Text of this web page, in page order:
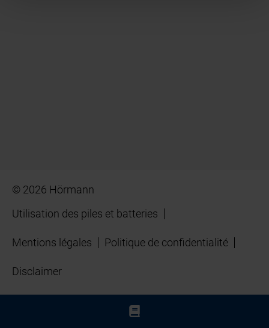
© 2026 Hörmann
Utilisation des piles et batteries
Mentions légales Politique de confidentialité
Disclaimer